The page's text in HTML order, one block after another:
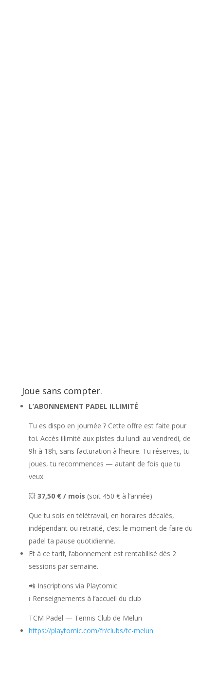
Joue sans compter.
L’ABONNEMENT PADEL ILLIMITÉ
Tu es dispo en journée ? Cette offre est faite pour
toi. Accès illimité aux pistes du lundi au vendredi, de
9h à 18h, sans facturation à l’heure. Tu réserves, tu
joues, tu recommences — autant de fois que tu
veux.
💥 37,50 € / mois (soit 450 € à l’année)
Que tu sois en télétravail, en horaires décalés,
indépendant ou retraité, c’est le moment de faire du
padel ta pause quotidienne.
Et à ce tarif, l’abonnement est rentabilisé dès 2
sessions par semaine.
📲 Inscriptions via Playtomic
ℹ️ Renseignements à l’accueil du club
TCM Padel — Tennis Club de Melun
https://playtomic.com/fr/clubs/tc-melun